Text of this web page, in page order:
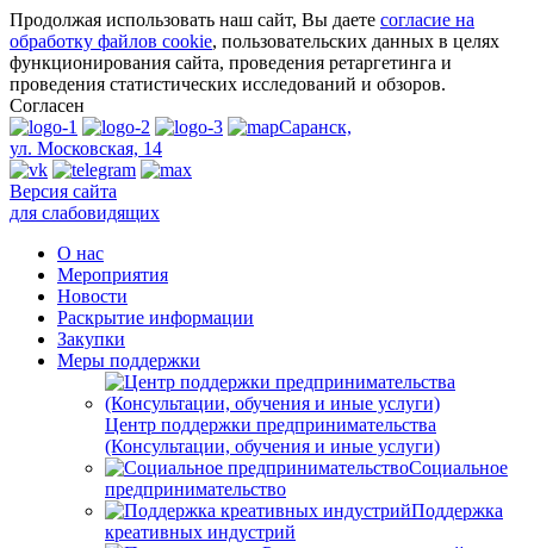
Продолжая использовать наш сайт, Вы даете согласие на
обработку файлов cookie, пользовательских данных в целях
функционирования сайта, проведения ретаргетинга и
проведения статистических исследований и обзоров.
Согласен
Саранск,
ул. Московская, 14
Версия сайта
для слабовидящих
О нас
Мероприятия
Новости
Раскрытие информации
Закупки
Меры поддержки
Центр поддержки предпринимательства
(Консультации, обучения и иные услуги)
Социальное
предпринимательство
Поддержка
креативных индустрий